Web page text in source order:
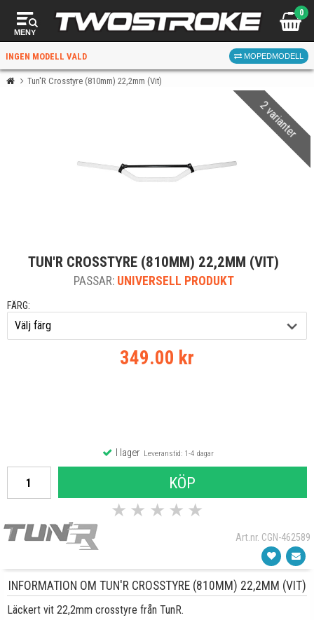
MENY
0
INGEN MODELL VALD MOPEDMODELL
FÖR RÄTT DELAR
När du valt kommer butiken visa delar för vald moped
och universella produkter.
Tun'R Crosstyre (810mm) 22,2mm (Vit)
2 varianter
TUN'R CROSSTYRE (810MM) 22,2MM (VIT)
PASSAR: UNIVERSELL PRODUKT
FÄRG:
349.00 kr
I lagerLeveranstid: 1-4 dagar
KÖP
★ ★ ★ ★ ★
Art.nr. CGN-462589
INFORMATION OM TUN'R CROSSTYRE (810MM) 22,2MM (VIT)
Läckert vit 22,2mm crosstyre från TunR.